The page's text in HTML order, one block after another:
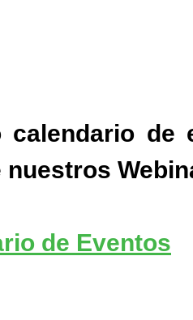
calendario de
de Eventos